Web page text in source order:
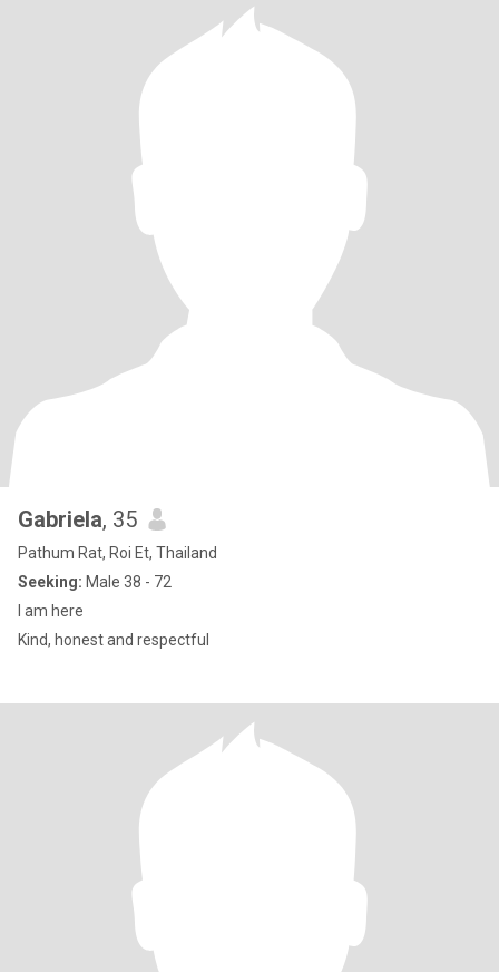
Gabriela, 35
Pathum Rat, Roi Et, Thailand
Seeking: Male 38 - 72
I am here
Kind, honest and respectful